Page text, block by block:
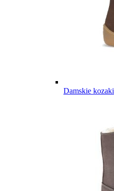
Damskie kozaki